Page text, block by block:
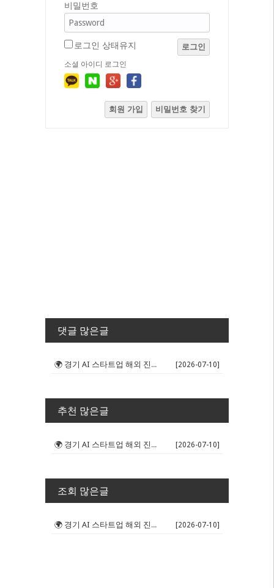
비밀번호
로그인 상태유지 로그인
소셜 아이디 로그인
회원 가입 비밀번호 찾기
댓글 많은글
🌍 경기 AI 스타트업 해외 진출 판... [2026-07-10]
추천 많은글
🌍 경기 AI 스타트업 해외 진출 판... [2026-07-10]
조회 많은글
🌍 경기 AI 스타트업 해외 진출 판... [2026-07-10]